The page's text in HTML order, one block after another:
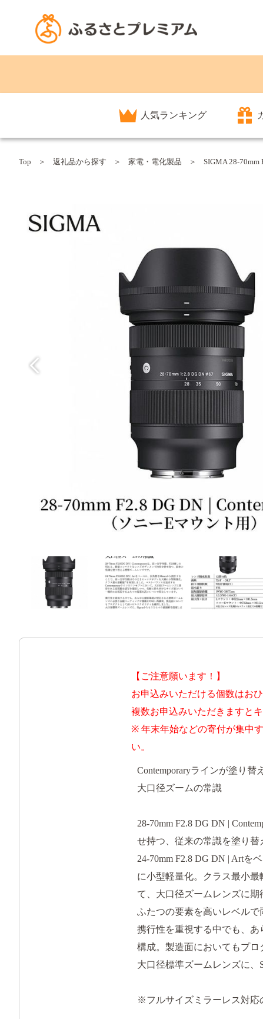
人気ランキング
Top 返礼品から探す 家電・電化製品 SIGMA 28-
【ご注意願います！】
お申込みいただける個数はお
複数お申込みいただきますと
※ 年末年始などの寄付が集中
い。
Contemporaryラインが塗り替
大口径ズームの常識
28-70mm F2.8 DG DN |
せ持つ、従来の常識を塗り替
24-70mm F2.8 DG DN | Artを
に小型軽量化。クラス最小
て、大口径ズームレンズに
ふたつの要素を高いレベルで
携行性を重視する中でも、
構成。製造面においてもプロ
大口径標準ズームレンズに、
※フルサイズミラーレス対応